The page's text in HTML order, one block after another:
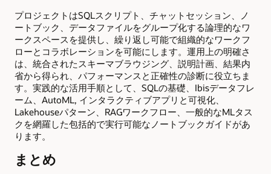
プロジェクトはSQLスクリプト、チャットセッション、ノ
ートブック、データファイルをグループ化する論理的なワ
ークスペースを提供し、繰り返し可能で組織的なワークフ
ローとコラボレーションを可能にします。運用上の明確さ
は、統合されたスキーマブラウジング、説明計画、結果内
省から得られ、パフォーマンスと正確性の診断に役立ちま
す。実践的な活用手順として、SQLの基礎、Ibisデータフレ
ーム、AutoML, インタラクティブアプリと可視化、
Lakehouseパターン、RAGワークフロー、一般的なMLタス
クを網羅した包括的で実行可能なノートブックガイドがあ
ります。
まとめ